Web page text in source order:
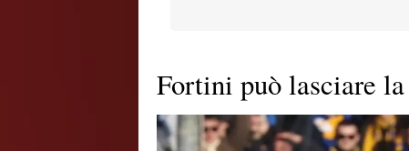
Fortini può lasciare